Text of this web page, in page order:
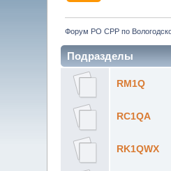
Форум РО СРР по
Подразделы
RM1Q
RC1QA
RK1QWX